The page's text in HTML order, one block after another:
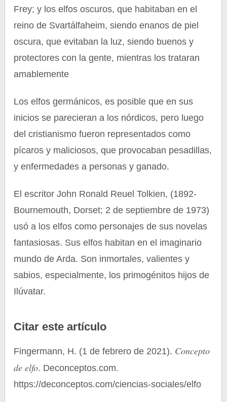
Frey; y los elfos oscuros, que habitaban en el
reino de Svartálfaheim, siendo enanos de piel
oscura, que evitaban la luz, siendo buenos y
protectores con la gente, mientras los trataran
amablemente
Los elfos germánicos, es posible que en sus
inicios se parecieran a los nórdicos, pero luego
del cristianismo fueron representados como
pícaros y maliciosos, que provocaban pesadillas,
y enfermedades a personas y ganado.
El escritor John Ronald Reuel Tolkien, (1892-
Bournemouth, Dorset; 2 de septiembre de 1973)
usó a los elfos como personajes de sus novelas
fantasiosas. Sus elfos habitan en el imaginario
mundo de Arda. Son inmortales, valientes y
sabios, especialmente, los primogénitos hijos de
Ilúvatar.
Citar este artículo
Fingermann, H. (1 de febrero de 2021). Concepto
de elfo. Deconceptos.com.
https://deconceptos.com/ciencias-sociales/elfo